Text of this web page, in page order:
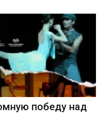
победу над